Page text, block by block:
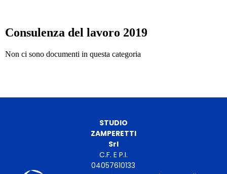
Consulenza del lavoro 2019
Non ci sono documenti in questa categoria
STUDIO
ZAMPERETTI
Srl
C.F. E P.I.
04057610133